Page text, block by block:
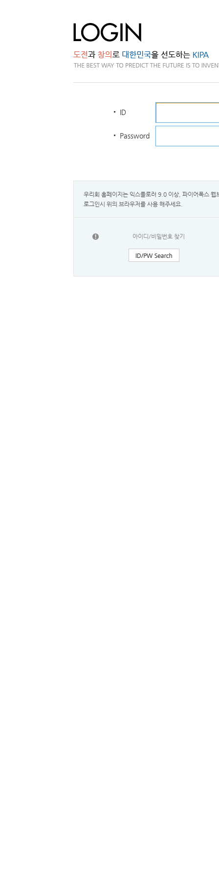
ID
Password
우리회 홈페이지는 익스플로러 9.0 이상, 파이어폭스 웹
로그인시 위의 브라우저를 사용 해주세요.
아이디/비밀번호 찾기